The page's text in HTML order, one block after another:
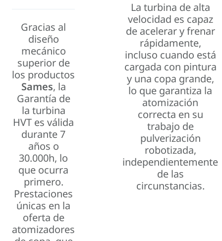
Gracias al
diseño
mecánico
superior de
los productos
Sames, la
Garantía de
la turbina
HVT es válida
durante 7
años o
30.000h, lo
que ocurra
primero.
Prestaciones
únicas en la
oferta de
atomizadores
La turbina de alta
velocidad es capaz
de acelerar y frenar
rápidamente,
incluso cuando está
cargada con pintura
y una copa grande,
lo que garantiza la
atomización
correcta en su
trabajo de
pulverización
robotizada,
independientemente
de las
circunstancias.